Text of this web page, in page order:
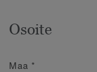
Osoite
Maa *